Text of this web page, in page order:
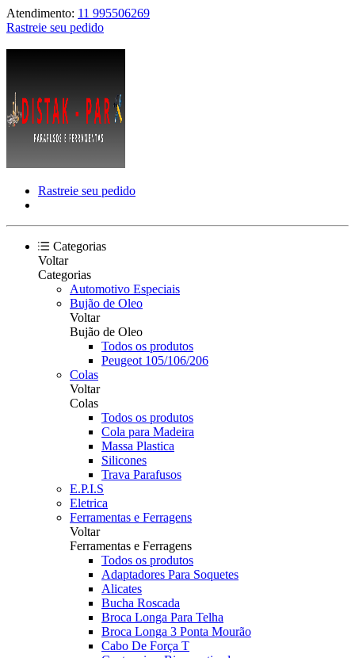
Atendimento: 11 995506269
Rastreie seu pedido
Rastreie seu pedido
Categorias
Voltar
Categorias
Automotivo Especiais
Bujão de Oleo
Voltar
Bujão de Oleo
Todos os produtos
Peugeot 105/106/206
Colas
Voltar
Colas
Todos os produtos
Cola para Madeira
Massa Plastica
Silicones
Trava Parafusos
E.P.I.S
Eletrica
Ferramentas e Ferragens
Voltar
Ferramentas e Ferragens
Todos os produtos
Adaptadores Para Soquetes
Alicates
Bucha Roscada
Broca Longa Para Telha
Broca Longa 3 Ponta Mourão
Cabo De Força T